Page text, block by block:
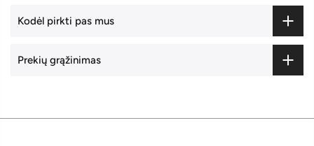
Kodėl pirkti pas mus
Prekių grąžinimas